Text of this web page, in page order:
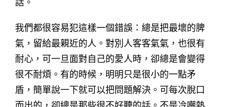
話。
我們都很容易犯這樣一個錯誤：總是把最壞的脾
氣，留給最親近的人。對別人客客氣氣，也很有
耐心，可一旦面對自己的愛人時，卻總是會變得
很不耐煩。有的時候，明明只是很小的一點矛
盾，簡單說一下就可以把問題解決。可每次脫口